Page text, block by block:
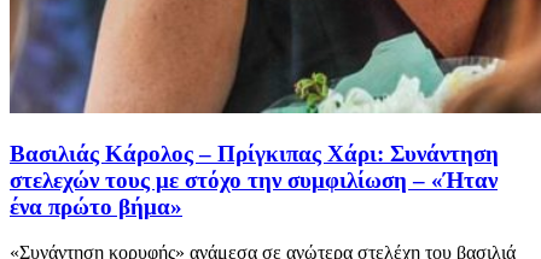
Βασιλιάς Κάρολος – Πρίγκιπας Χάρι: Συνάντηση
στελεχών τους με στόχο την συμφιλίωση – «Ήταν
ένα πρώτο βήμα»
«Συνάντηση κορυφής» ανάμεσα σε ανώτερα στελέχη του βασιλιά